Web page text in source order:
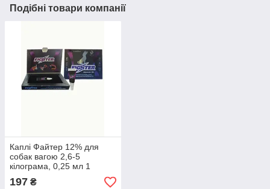
Подібні товари компанії
Каплі Файтер 12% для
собак вагою 2,6-5
кілограма, 0,25 мл 1
піпетка
197 ₴